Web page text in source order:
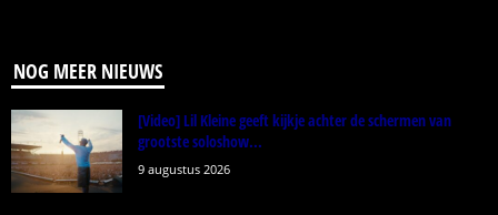
NOG MEER NIEUWS
[Video] Lil Kleine geeft kijkje achter de schermen van
grootste soloshow...
9 augustus 2026